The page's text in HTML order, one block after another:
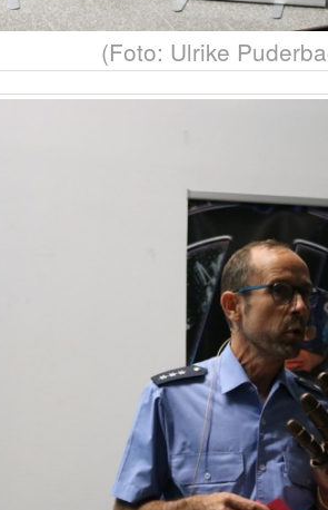
(Foto: Ulrike